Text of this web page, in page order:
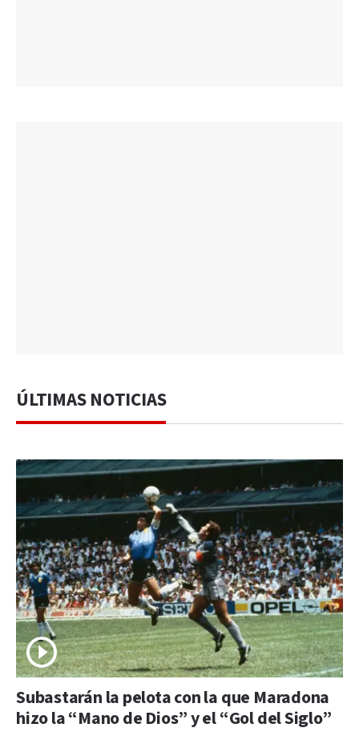
ÚLTIMAS NOTICIAS
Subastarán la pelota con la que Maradona
hizo la “Mano de Dios” y el “Gol del Siglo”